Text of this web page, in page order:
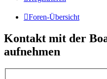
Foren-Übersicht
Kontakt mit der
aufnehmen